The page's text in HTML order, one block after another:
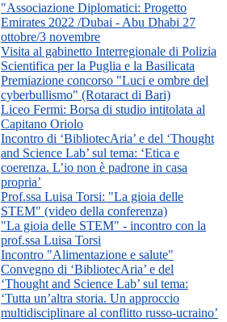
"Associazione Diplomatici: Progetto
Emirates 2022 /Dubai - Abu Dhabi 27
ottobre/3 novembre
Visita al gabinetto Interregionale di Polizia
Scientifica per la Puglia e la Basilicata
Premiazione concorso "Luci e ombre del
cyberbullismo" (Rotaract di Bari)
Liceo Fermi: Borsa di studio intitolata al
Capitano Oriolo
Incontro di ‘BibliotecAria’ e del ‘Thought
and Science Lab’ sul tema: ‘Etica e
coerenza. L’io non è padrone in casa
propria’
Prof.ssa Luisa Torsi: "La gioia delle
STEM" (video della conferenza)
"La gioia delle STEM" - incontro con la
prof.ssa Luisa Torsi
Incontro "Alimentazione e salute"
Convegno di ‘BibliotecAria’ e del
‘Thought and Science Lab’ sul tema:
‘Tutta un’altra storia. Un approccio
multidisciplinare al conflitto russo-ucraino’